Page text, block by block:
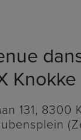
Knokke
131, 8300